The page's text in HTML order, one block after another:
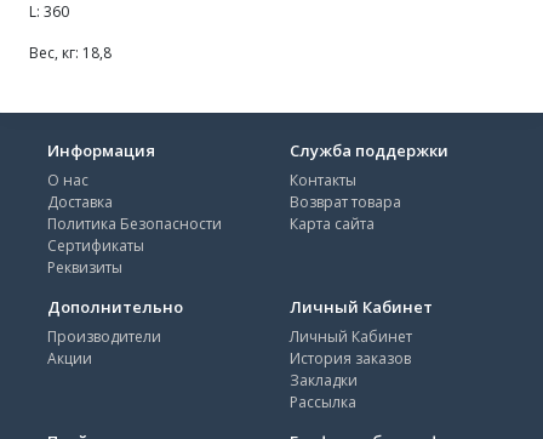
L: 360
Вес, кг: 18,8
Информация
О нас
Доставка
Политика Безопасности
Сертификаты
Реквизиты
Служба поддержки
Контакты
Возврат товара
Карта сайта
Дополнительно
Производители
Акции
Личный Кабинет
Личный Кабинет
История заказов
Закладки
Рассылка